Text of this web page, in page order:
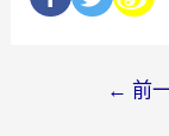
← 前